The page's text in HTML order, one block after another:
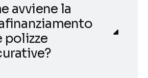
avviene la
polizze